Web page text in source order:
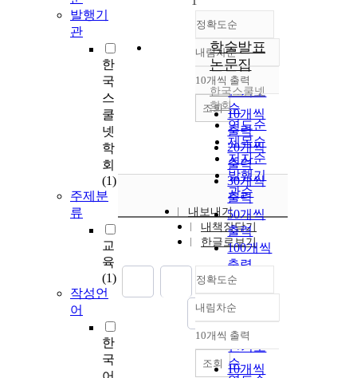
발행기
관
한
국
스
쿨
넷
학
회
(1)
주제분
류
교
육
(1)
작성언
어
한
국
정확도순
정확도
순
인기도
순
연도순
제목순
저자순
발행기
관순
내림차순
내림차순
10개씩 출력
10개씩
출력
20개씩
출력
30개씩
출력
50개씩
출력
100개씩
출력
조회
학술발표
논문집
한국스쿨넷
학회
내보내기
내책장담기
한글로보기
정확도순
정확도
순
인기도
순
내림차순
내림차순
10개씩 출력
10개씩
조회